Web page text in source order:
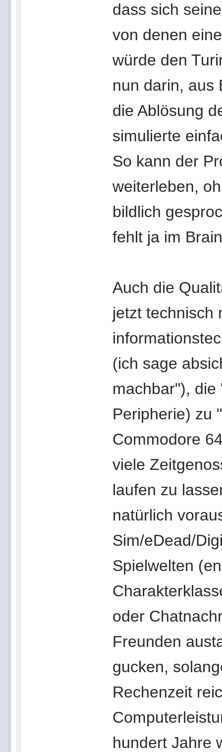
dass sich
von denen
würde den
nun darin, aus
die Ablösung
simulierte
So kann der
weiterleben,
bildlich
fehlt ja im
Auch die
jetzt technisch
(ich sage
machbar"), die
Peripherie) zu
Commodore
viele
laufen zu
natürlich
Sim/eDead/
Spielwelten
oder
Freunden
gucken,
Rechenzeit
hundert Jahre